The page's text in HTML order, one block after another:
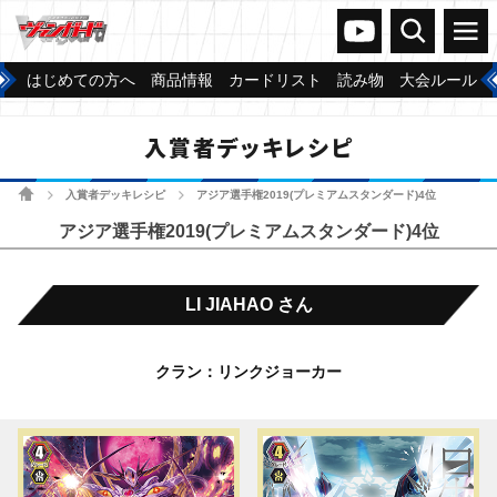
ヴァンガードch
検索 メニュー
はじめての方へ 商品情報 カードリスト 読み物 大会ルール
入賞者デッキレシピ
ホーム 入賞者デッキレシピ アジア選手権2019(プレミアムスタンダード)4位
アジア選手権2019(プレミアムスタンダード)4位
LI JIAHAO さん
クラン：リンクジョーカー